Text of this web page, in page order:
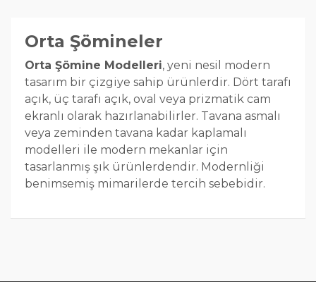
Orta Şömineler
Orta Şömine Modelleri, yeni nesil modern
tasarım bir çizgiye sahip ürünlerdir. Dört tarafı
açık, üç tarafı açık, oval veya prizmatik cam
ekranlı olarak hazırlanabilirler. Tavana asmalı
veya zeminden tavana kadar kaplamalı
modelleri ile modern mekanlar için
tasarlanmış şık ürünlerdendir. Modernliği
benimsemiş mimarilerde tercih sebebidir.